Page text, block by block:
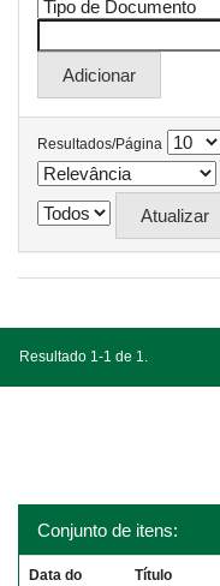
Resultados/Página
Resultado 1-1 de 1.
Conjunto de itens:
Data do
Título